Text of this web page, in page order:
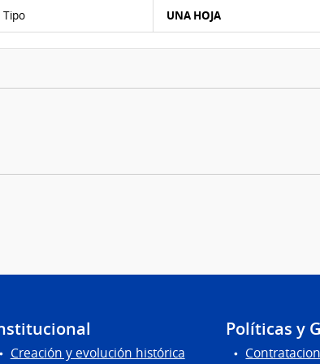
del Ítem Nº 2
Tipo UNA HOJA
Creación y evolución histórica
Políticas y